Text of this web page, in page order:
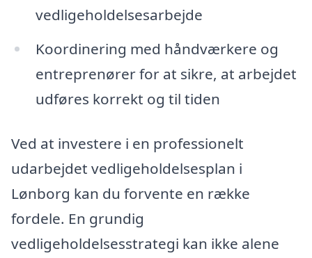
vedligeholdelsesarbejde
Koordinering med håndværkere og
entreprenører for at sikre, at arbejdet
udføres korrekt og til tiden
Ved at investere i en professionelt
udarbejdet vedligeholdelsesplan i
Lønborg kan du forvente en række
fordele. En grundig
vedligeholdelsesstrategi kan ikke alene